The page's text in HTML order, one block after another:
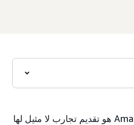
إن هدفنا في Amazon Ads هو تقديم تجارب لا مثيل لها